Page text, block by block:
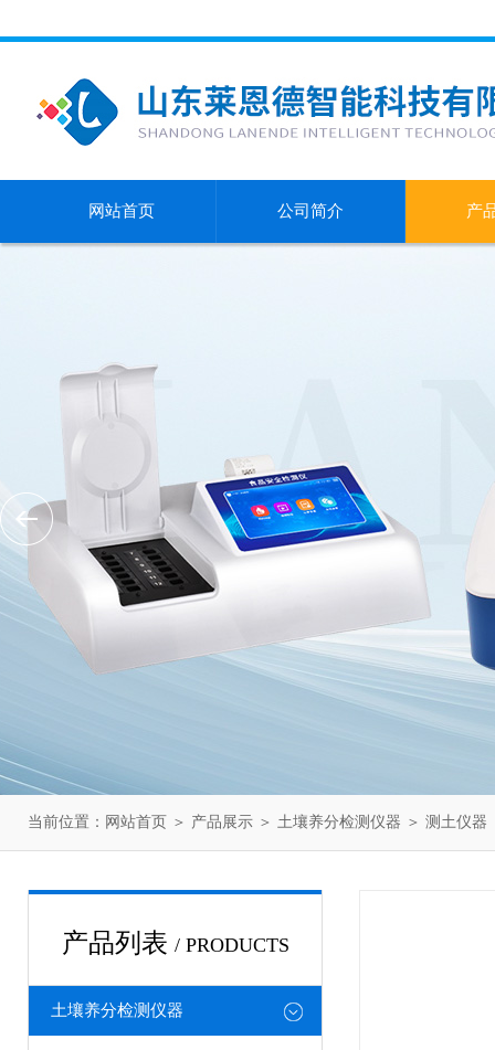
网站首页 公司简介 产
当前位置： 网站首页 ＞ 产品展示 ＞ 土壤养分检测仪器 ＞ 测土仪器
产品列表 / PRODUCTS
土壤养分检测仪器